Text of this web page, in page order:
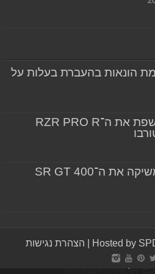
הונאות בהעברת בעלות על
פולריס חושפת את ה־RZR PRO R
אפריליה משיקה את ה־SR GT 400
Hosted by הצהרת נגישות